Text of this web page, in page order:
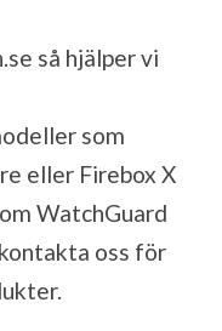
så hjälper vi
som
eller Firebox X
WatchGuard
oss för